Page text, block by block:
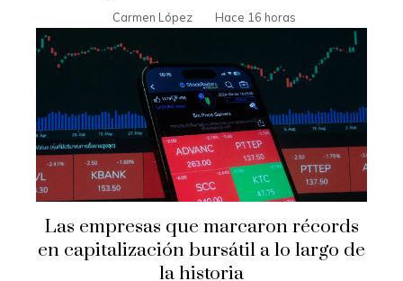
Carmen López Hace 16 horas
Las empresas que marcaron récords
en capitalización bursátil a lo largo de
la historia